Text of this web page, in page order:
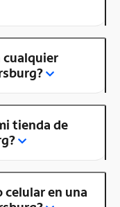
cualquier
tienda de
celular en una